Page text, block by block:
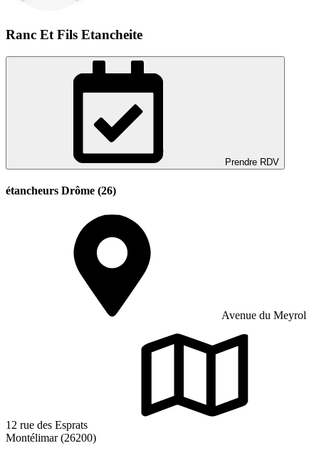
Ranc Et Fils Etancheite
Prendre RDV
étancheurs Drôme (26)
Avenue du Meyrol
12 rue des Esprats
Montélimar (26200)